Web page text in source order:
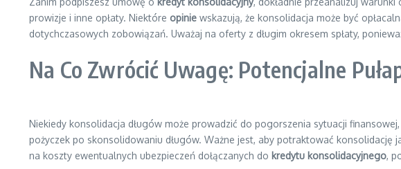
prowizje i inne opłaty. Niektóre opinie wskazują, że konsolidacja może być
dotychczasowych zobowiązań. Uważaj na oferty z długim okresem spłaty,
Na Co Zwrócić Uwagę: Potencjalne
Niekiedy konsolidacja długów może prowadzić do pogorszenia sytuacji
pożyczek po skonsolidowaniu długów. Ważne jest, aby potraktować
na koszty ewentualnych ubezpieczeń dołączanych do kredytu konsolidacyjnego,